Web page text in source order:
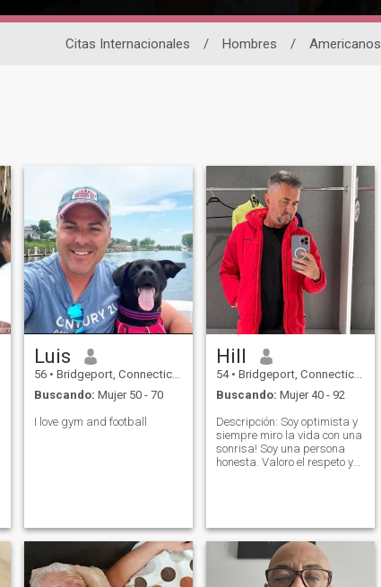
Citas Internacionales / Hombres / Americanos
Luis
56 • Bridgeport, Connecticut, Estados Unidos
Buscando: Mujer 50 - 70
I love gym and football
Hill
54 • Bridgeport, Connecticut, Estados Unidos
Buscando: Mujer 40 - 92
Descripción: Soy optimista y
siempre miro la vida con una
sonrisa! Soy una persona
honesta. Valoro el respeto y